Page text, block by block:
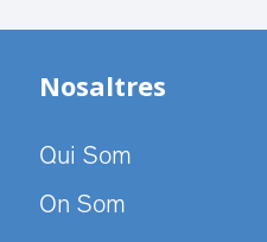
Nosaltres
Qui Som
On Som